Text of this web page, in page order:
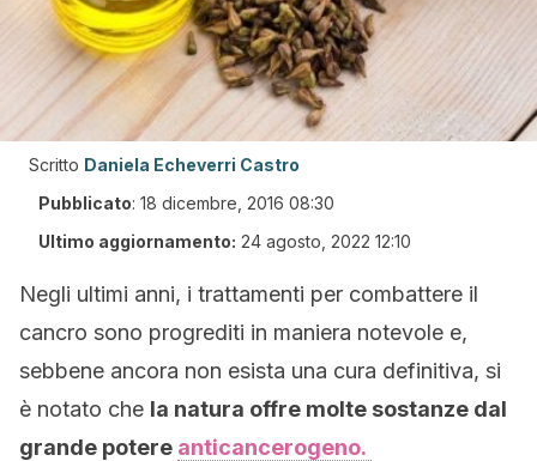
Scritto Daniela Echeverri Castro
Pubblicato: 18 dicembre, 2016 08:30
Ultimo aggiornamento: 24 agosto, 2022 12:10
Negli ultimi anni, i trattamenti per combattere il
cancro sono progrediti in maniera notevole e,
sebbene ancora non esista una cura definitiva, si
è notato che la natura offre molte sostanze dal
grande potere anticancerogeno.